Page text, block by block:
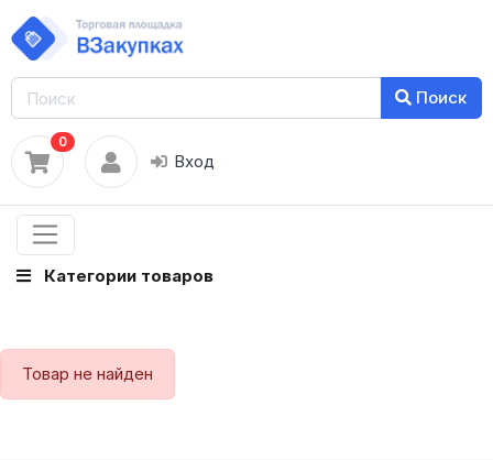
Поиск
0
Вход
Категории товаров
Товар не найден